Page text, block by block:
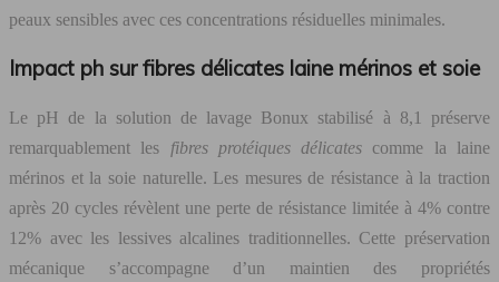
peaux sensibles avec ces concentrations résiduelles minimales.
Impact ph sur fibres délicates laine mérinos et soie
Le pH de la solution de lavage Bonux stabilisé à 8,1 préserve
remarquablement les fibres protéiques délicates comme la laine
mérinos et la soie naturelle. Les mesures de résistance à la traction
après 20 cycles révèlent une perte de résistance limitée à 4% contre
12% avec les lessives alcalines traditionnelles. Cette préservation
mécanique s’accompagne d’un maintien des propriétés